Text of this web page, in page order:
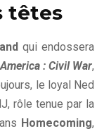
têtes
qui endossera
: Civil War,
le loyal Ned
rôle tenue par la
Homecoming,